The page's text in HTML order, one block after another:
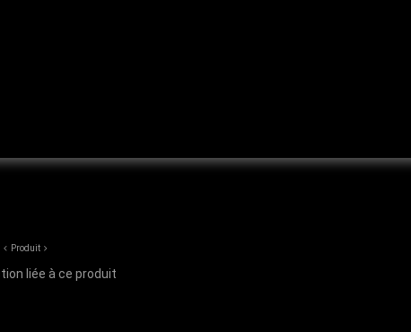
Produit
liée à ce produit